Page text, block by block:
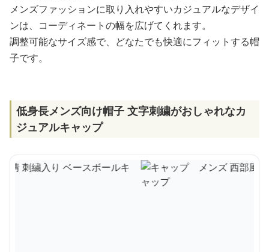
メンズファッションに取り入れやすいカジュアルなデザイ
ンは、コーディネートの幅を広げてくれます。
調整可能なサイズ感で、どなたでも快適にフィットする帽
子です。
低身長メンズ向け帽子 文字刺繍がおしゃれなカ
ジュアルキャップ